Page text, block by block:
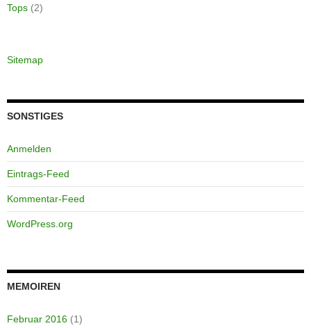
Tops (2)
Sitemap
SONSTIGES
Anmelden
Eintrags-Feed
Kommentar-Feed
WordPress.org
MEMOIREN
Februar 2016 (1)